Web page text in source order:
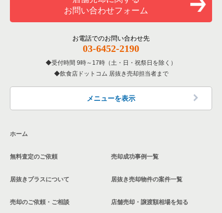
洋食の居抜き売却物件の案件一覧
その他の居抜き売却物件の案件一覧
川崎市幸区の飲食店の居抜き売却物件の案件一覧
厚木市の飲食店の居抜き売却物件の案件一覧
中郡の飲食店の居抜き売却物件の案件一覧
三浦郡の飲食店の居抜き売却物件の案件一覧
茅ヶ崎市の飲食店の居抜き売却物件の案件一覧
川崎市麻生区の飲食店の居抜き売却物件の案件一覧
相模原市中央区の飲食店の居抜き売却物件の案件一覧
神奈川県の居酒屋・ダイニングバーの居抜き売却物件の案件一
神奈川県の専門料理の居抜き売却物件の案件一覧
神奈川県の和食の居抜き売却物件の案件一覧
神奈川県の洋食の居抜き売却物件の案件一覧
お問い合わせフォーム
お電話でのお問い合わせ先
03-6452-2190
受付時間 9時～17時（土・日・祝祭日を除く）
飲食店ドットコム 居抜き売却担当者まで
メニューを表示
ホーム
無料査定のご依頼
居抜きプラスについて
売却のご依頼・ご相談
売却成功事例一覧
居抜き売却物件の案件一覧
店舗売却・譲渡額相場を知る